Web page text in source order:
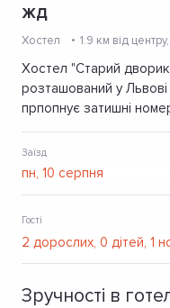
жд
Хостел 1.9 км від центру
Хостел "Старий
розташований у
прпопнує затишні
Заїзд
Гості
Зручності в